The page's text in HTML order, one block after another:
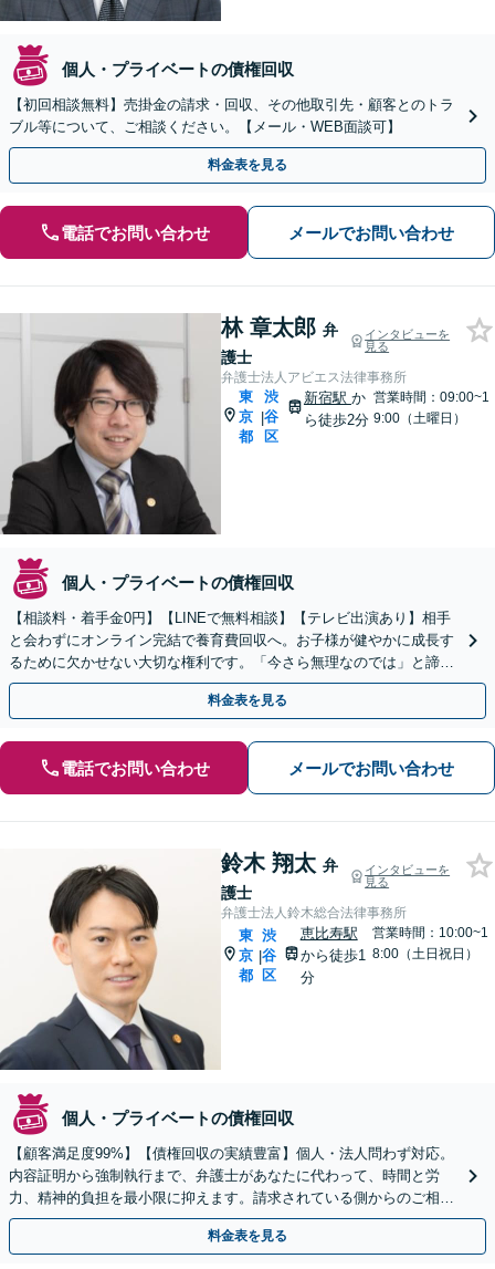
個人・プライベートの債権回収
【初回相談無料】売掛金の請求・回収、その他取引先・顧客とのトラ
ブル等について、ご相談ください。【メール・WEB面談可】
料金表を見る
電話でお問い合わせ メールでお問い合わせ
林 章太郎 弁
護士
インタビューを
見る
弁護士法人アビエス法律事務所
東
京
都
|
渋
谷
区
新宿駅 か
ら徒歩2分
営業時間：09:00~1
9:00（土曜日）
個人・プライベートの債権回収
【相談料・着手金0円】【LINEで無料相談】【テレビ出演あり】相手
と会わずにオンライン完結で養育費回収へ。お子様が健やかに成長す
るために欠かせない大切な権利です。「今さら無理なのでは」と諦め
る前に、解決の道をご提案します【最短即日対応】
料金表を見る
電話でお問い合わせ メールでお問い合わせ
鈴木 翔太 弁
護士
インタビューを
見る
弁護士法人鈴木総合法律事務所
東
京
都
|
渋
谷
区
恵比寿駅
から徒歩1
分
営業時間：10:00~1
8:00（土日祝日）
個人・プライベートの債権回収
【顧客満足度99%】【債権回収の実績豊富】個人・法人問わず対応。
内容証明から強制執行まで、弁護士があなたに代わって、時間と労
力、精神的負担を最小限に抑えます。請求されている側からのご相談
にも対応。
料金表を見る